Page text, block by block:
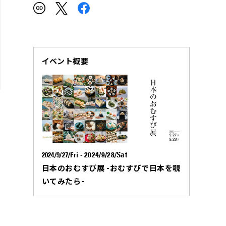
イベント概要
2024/9/27/Fri - 2024/9/28/Sat
日本のおむすび展 -おむすびで日本を覗
いてみたら-